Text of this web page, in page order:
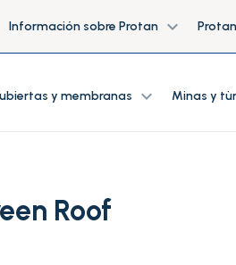
Información sobre Protan expand_more
y membranas expand_more Minas y
Roof